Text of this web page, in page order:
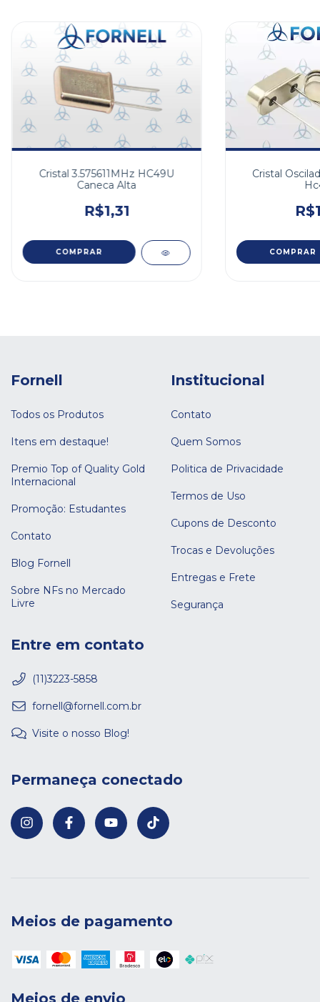
Cristal 3.575611MHz HC49U
Caneca Alta
R$1,31
Cristal
Fornell
Todos os Produtos
Itens em destaque!
Premio Top of Quality Gold
Internacional
Promoção: Estudantes
Contato
Blog Fornell
Sobre NFs no Mercado
Livre
Institucional
Contato
Quem Somos
Politica de Privacidade
Termos de Uso
Cupons de Desconto
Trocas e Devoluções
Entregas e Frete
Segurança
Entre em contato
(11)3223-5858
fornell@fornell.com.br
Visite o nosso Blog!
Permaneça conectado
Meios de pagamento
Meios de envio